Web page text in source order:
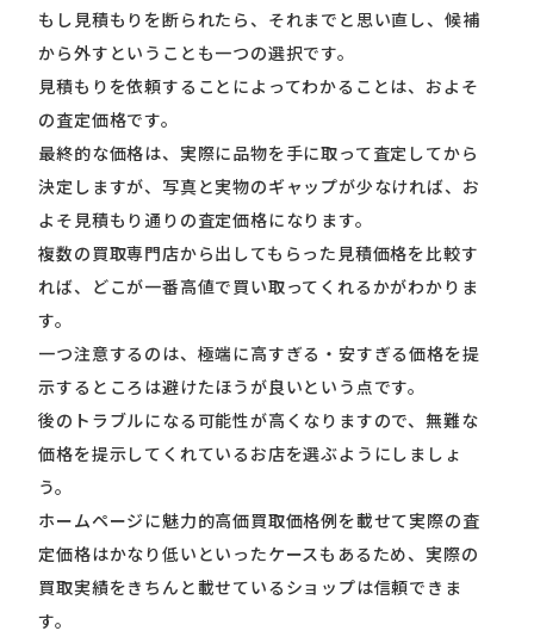
もし見積もりを断られたら、それまでと思い直し、候補
から外すということも一つの選択です。
見積もりを依頼することによってわかることは、およそ
の査定価格です。
最終的な価格は、実際に品物を手に取って査定してから
決定しますが、写真と実物のギャップが少なければ、お
よそ見積もり通りの査定価格になります。
複数の買取専門店から出してもらった見積価格を比較す
れば、どこが一番高値で買い取ってくれるかがわかりま
す。
一つ注意するのは、極端に高すぎる・安すぎる価格を提
示するところは避けたほうが良いという点です。
後のトラブルになる可能性が高くなりますので、無難な
価格を提示してくれているお店を選ぶようにしましょ
う。
ホームページに魅力的高価買取価格例を載せて実際の査
定価格はかなり低いといったケースもあるため、実際の
買取実績をきちんと載せているショップは信頼できま
す。